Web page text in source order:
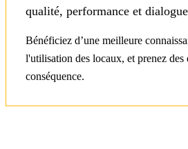
qualité, performance et dialogue
Bénéficiez d’une meilleure
l'utilisation des locaux, et prenez des
conséquence.